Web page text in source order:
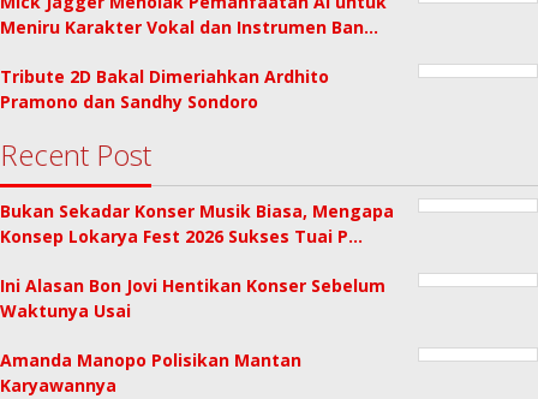
Meniru Karakter Vokal dan Instrumen Ban…
Tribute 2D Bakal Dimeriahkan Ardhito
Pramono dan Sandhy Sondoro
Recent Post
Bukan Sekadar Konser Musik Biasa, Mengapa
Konsep Lokarya Fest 2026 Sukses Tuai P…
Ini Alasan Bon Jovi Hentikan Konser Sebelum
Waktunya Usai
Amanda Manopo Polisikan Mantan
Karyawannya